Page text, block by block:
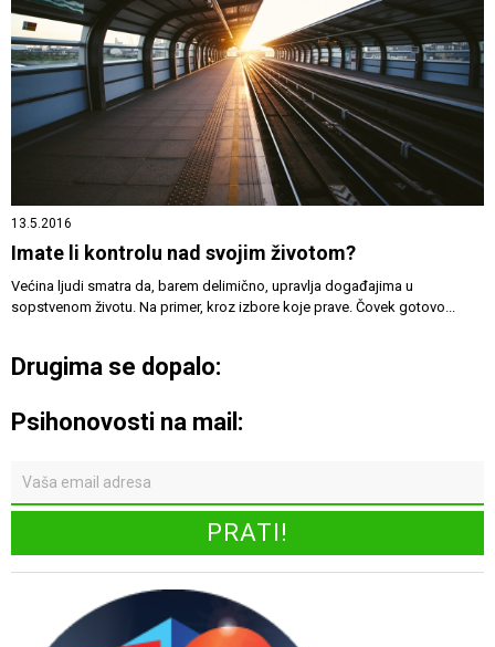
13.5.2016
Imate li kontrolu nad svojim životom?
Većina ljudi smatra da, barem delimično, upravlja događajima u
sopstvenom životu. Na primer, kroz izbore koje prave. Čovek gotovo...
Drugima se dopalo:
Psihonovosti na mail: